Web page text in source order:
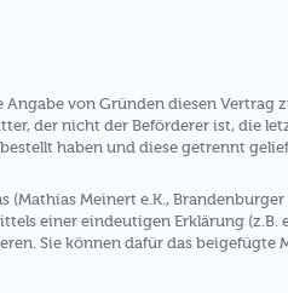
Angabe von Gründen diesen
der nicht der Beförderer ist, die
haben und diese getrennt
Meinert e.K.,
einer eindeutigen Erklärung
Sie können dafür das